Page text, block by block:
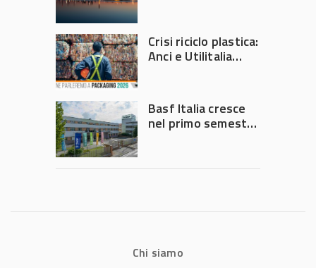
Crisi riciclo plastica:
Anci e Utilitalia
Governo
Basf Italia cresce
nel primo semestre
Chi siamo